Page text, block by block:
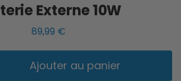
Externe 10W
89,99 €
Ajouter au panier